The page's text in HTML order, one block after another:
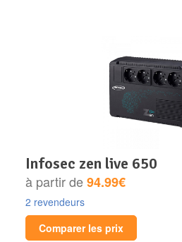
infosec zen live 650
à partir de94.99€
2 revendeurs
Comparer les prix